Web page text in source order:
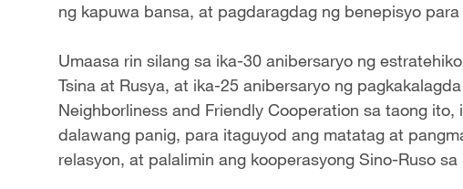
ng kapuwa bansa, at pagdaragdag ng benepisyo para
Umaasa rin silang sa ika-30 anibersaryo ng
Tsina at Rusya, at ika-25 anibersaryo ng
Neighborliness and Friendly Cooperation sa taong
dalawang panig, para itaguyod ang matatag at
relasyon, at palalimin ang kooperasyong Sino-Ruso sa